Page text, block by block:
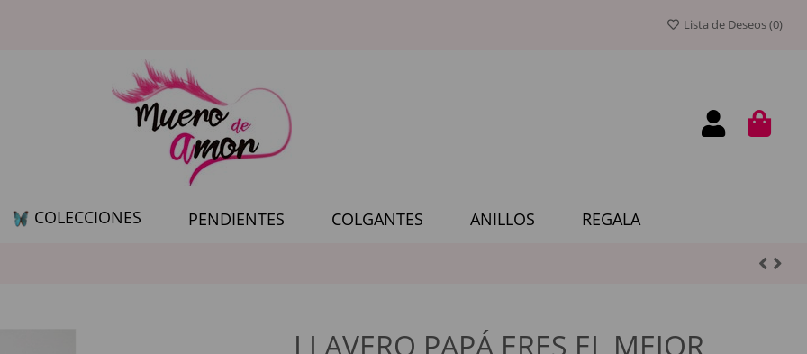
Lista de Deseos (0)
COLECCIONES PENDIENTES COLGANTES ANILLOS REGALA
LLAVERO PAPÁ ERES EL MEJOR